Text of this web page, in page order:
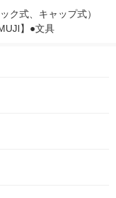
ク式、キャップ式）
】●文具